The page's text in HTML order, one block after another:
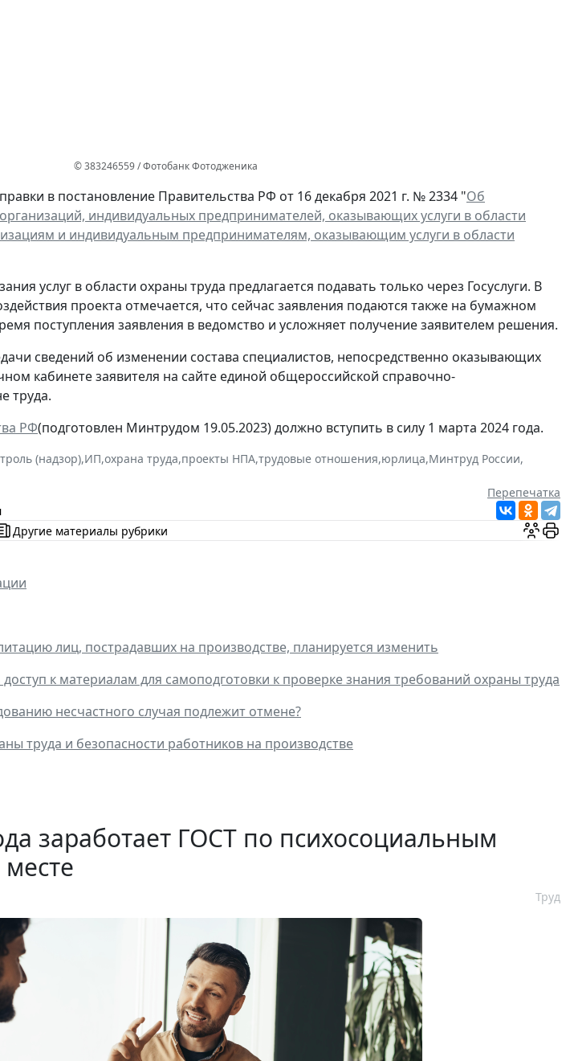
© 383246559 / Фотобанк Фотодженика
в постановление Правительства РФ от 16 декабря 2021 г. № 2334 "Об
индивидуальных предпринимателей, оказывающих услуги в области
и индивидуальным предпринимателям, оказывающим услуги в области
услуг в области охраны труда предлагается подавать только через Госуслуги. В
проекта отмечается, что сейчас заявления подаются также на бумажном
поступления заявления в ведомство и усложняет получение заявителем решения.
сведений об изменении состава специалистов, непосредственно оказывающих
кабинете заявителя на сайте единой общероссийской справочно-
труда.
РФ(подготовлен Минтрудом 19.05.2023) должно вступить в силу 1 марта 2024 года.
(надзор),ИП,охрана труда,проекты НПА,трудовые отношения,юрлица,Минтруд России,
Перепечатка
Другие материалы рубрики
лиц, пострадавших на производстве, планируется изменить
к материалам для самоподготовки к проверке знания требований охраны труда
несчастного случая подлежит отмене?
труда и безопасности работников на производстве
заработает ГОСТ по психосоциальным
Труд